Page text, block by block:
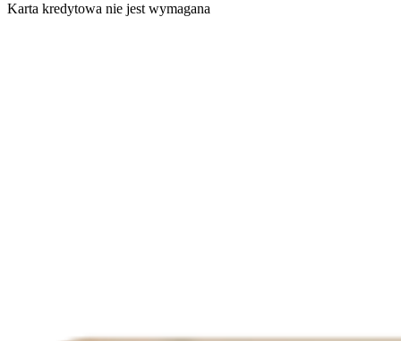
Karta kredytowa nie jest wymagana